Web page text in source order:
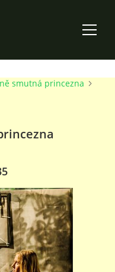
smutná princezna